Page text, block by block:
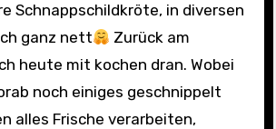
Schnappschildkröte, in diversen
ganz nett
Zurück am
heute mit kochen dran. Wobei
noch einiges geschnippelt
alles Frische verarbeiten,